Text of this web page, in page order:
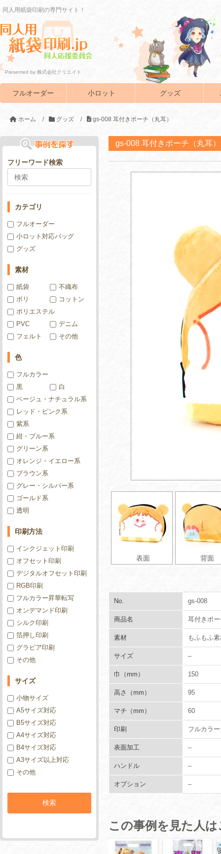
同人用紙袋印刷の専門サイト！
Presented by 株式会社クリエイト
フルオーダー 小ロット グッズ
ホーム / グッズ / gs-008 耳付きポーチ（丸耳）
gs-008 耳付きポーチ（丸耳）
表面 背面
No. gs-008
商品名 耳付きポ
素材 もふもふ
サイズ –
巾（mm） 150
高さ（mm） 95
マチ（mm） 60
印刷 フルカラ
表面加工 –
ハンドル –
オプション –
この事例を見た人
フリーワード検索
カテゴリ
フルオーダー
小ロット対応バッグ
グッズ
素材
紙袋
不織布
ポリ
コットン
ポリエステル
PVC
デニム
フェルト
その他
色
フルカラー
黒
白
ベージュ・ナチュラル系
レッド・ピンク系
紫系
紺・ブルー系
グリーン系
オレンジ・イエロー系
ブラウン系
グレー・シルバー系
ゴールド系
透明
印刷方法
インクジェット印刷
オフセット印刷
デジタルオフセット印刷
RGB印刷
フルカラー昇華転写
オンデマンド印刷
シルク印刷
箔押し印刷
グラビア印刷
その他
サイズ
小物サイズ
A5サイズ対応
B5サイズ対応
A4サイズ対応
B4サイズ対応
A3サイズ以上対応
その他